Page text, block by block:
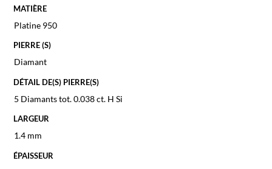
MATIÈRE
Platine 950
PIERRE (S)
Diamant
DÉTAIL DE(S) PIERRE(S)
5 Diamants tot. 0.038 ct. H Si
LARGEUR
1.4 mm
ÉPAISSEUR